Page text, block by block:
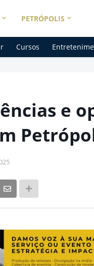
PETRÓPOLIS
Cursos
e